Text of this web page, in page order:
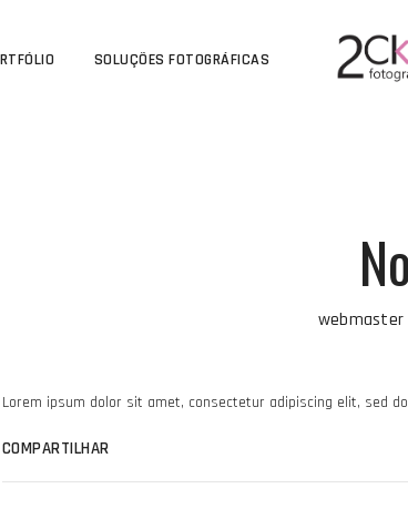
SOLUÇÕES FOTOGRÁFICAS
webmaster
Lorem ipsum dolor sit amet, consectetur adipiscing elit, sed
COMPARTILHAR